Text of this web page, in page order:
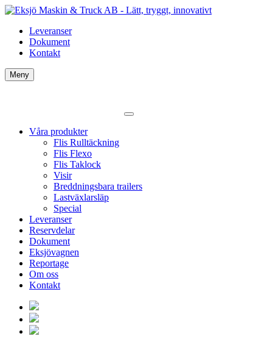
Leveranser
Dokument
Kontakt
Meny
Våra produkter
Flis Rulltäckning
Flis Flexo
Flis Taklock
Visir
Breddningsbara trailers
Lastväxlarsläp
Special
Leveranser
Reservdelar
Dokument
Eksjövagnen
Reportage
Om oss
Kontakt